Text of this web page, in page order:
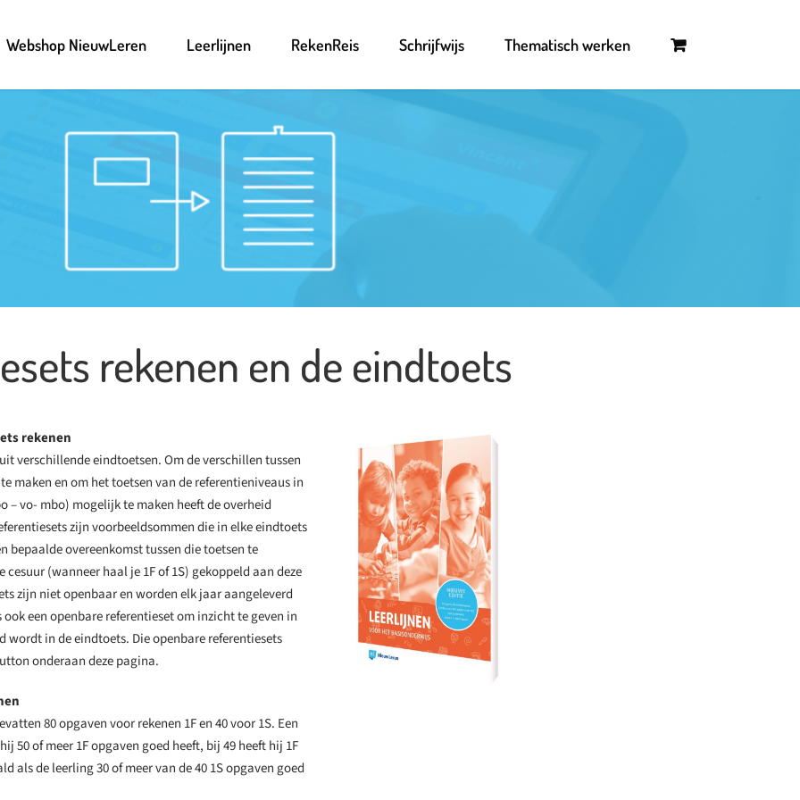
Webshop NieuwLeren Leerlijnen RekenReis Schrijfwijs Thematisch werken
rekenen en de eindtoets
rekenen
verschillende eindtoetsen. Om de verschillen tussen
maken en om het toetsen van de referentieniveaus in
– vo- mbo) mogelijk te maken heeft de overheid
zijn voorbeeldsommen die in elke eindtoets
bepaalde overeenkomst tussen die toetsen te
(wanneer haal je 1F of 1S) gekoppeld aan deze
zijn niet openbaar en worden elk jaar aangeleverd
een openbare referentieset om inzicht te geven in
wordt in de eindtoets. Die openbare referentiesets
onderaan deze pagina.
80 opgaven voor rekenen 1F en 40 voor 1S. Een
50 of meer 1F opgaven goed heeft, bij 49 heeft hij 1F
als de leerling 30 of meer van de 40 1S opgaven goed